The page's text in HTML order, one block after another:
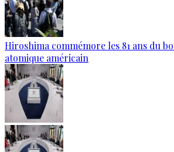
Hiroshima commémore les 81 ans du
atomique américain